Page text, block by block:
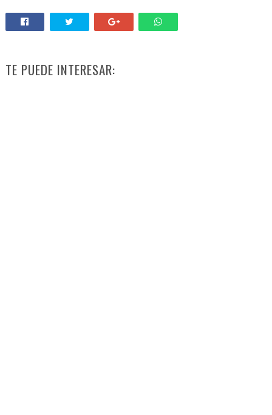
TE PUEDE INTERESAR: